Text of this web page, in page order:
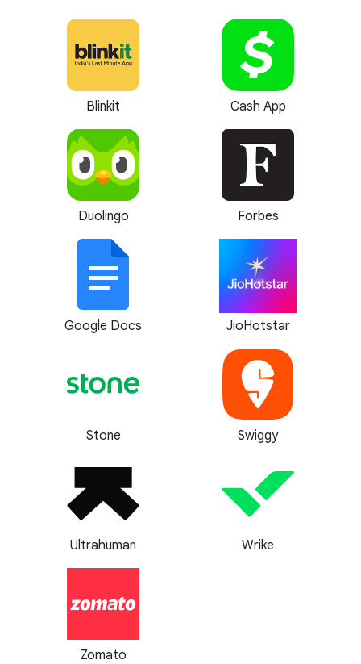
Blinkit Cash App
Duolingo Forbes
Google Docs JioHotstar
Stone Swiggy
Ultrahuman Wrike
Zomato